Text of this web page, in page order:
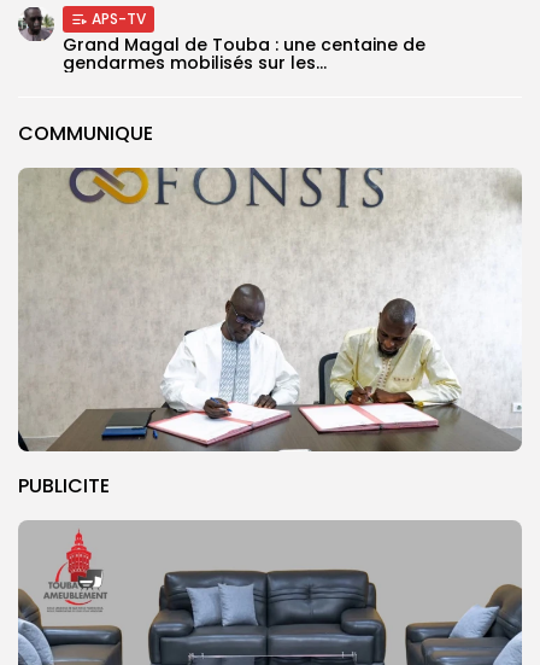
COMMUNIQUE
PUBLICITE
APS-TV
Grand Magal de Touba : une centaine de
gendarmes mobilisés sur les...